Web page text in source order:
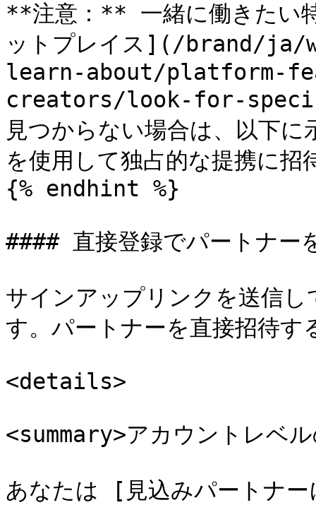
**注意：** 一緒に働きたい
ットプレイス](/brand/
learn-about/platform-
creators/look-for-
見つからない場合は、以下
を使用して独占的な提携に招
{% endhint %}
#### 直接登録でパートナー
サインアップリンクを送信
す。パートナーを直接招待す
<details>
<summary>アカウントレベ
あなたは [見込みパートナー